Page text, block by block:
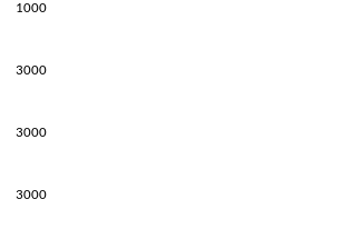
1000
3000
3000
3000